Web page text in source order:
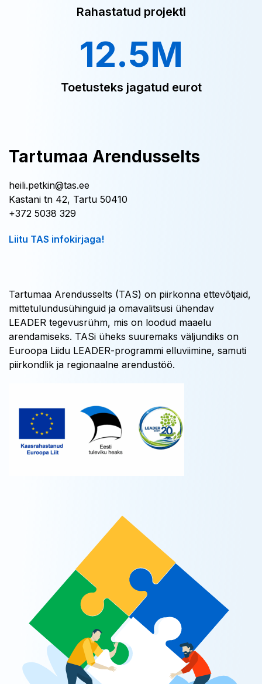
Rahastatud projekti
12.5M
Toetusteks jagatud eurot
Tartumaa Arendusselts
heili.petkin@tas.ee
Kastani tn 42, Tartu 50410
+372 5038 329
Liitu TAS infokirjaga!
Tartumaa Arendusselts (TAS) on piirkonna ettevõtjaid,
mittetulundusühinguid ja omavalitsusi ühendav
LEADER tegevusrühm, mis on loodud maaelu
arendamiseks. TASi üheks suuremaks väljundiks on
Euroopa Liidu LEADER-programmi elluviimine, samuti
piirkondlik ja regionaalne arendustöö.